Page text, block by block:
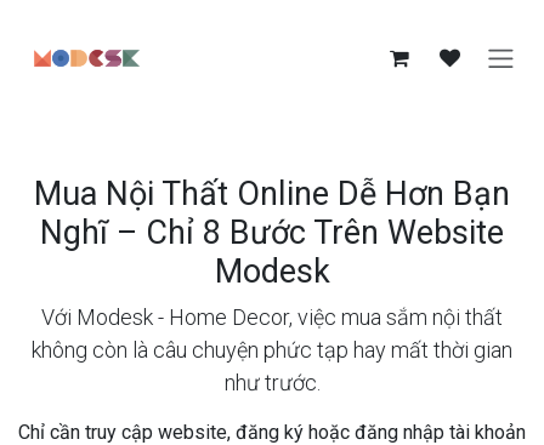
Mua Nội Thất Online Dễ Hơn Bạn
Nghĩ – Chỉ 8 Bước Trên Website
Modesk
Với Modesk - Home Decor, việc mua sắm nội thất
không còn là câu chuyện phức tạp hay mất thời gian
như trước.
Chỉ cần truy cập website, đăng ký hoặc đăng nhập tài khoản